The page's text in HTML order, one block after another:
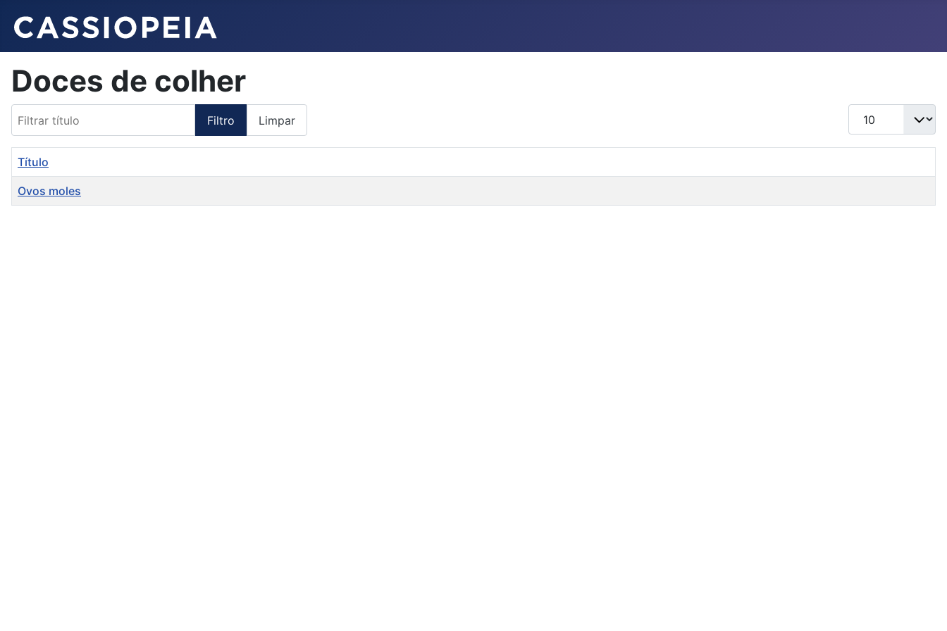
Doces de colher
Filtrar título
Filtro Limpar
Qtd. a exibir
Título
Ovos moles